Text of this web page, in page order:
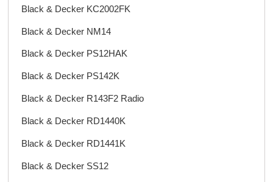
Black & Decker KC2002FK
Black & Decker NM14
Black & Decker PS12HAK
Black & Decker PS142K
Black & Decker R143F2 Radio
Black & Decker RD1440K
Black & Decker RD1441K
Black & Decker SS12